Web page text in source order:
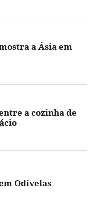
a Ásia em
a cozinha de
Odivelas